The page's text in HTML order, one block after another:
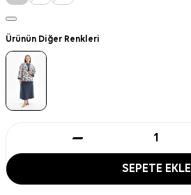
Ürünün Diğer Renkleri
SEPETE EKLE